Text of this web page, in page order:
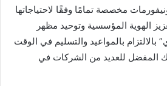
مخصصة تمامًا وفقًا لاحتياجاتها
الهوية المؤسسية وتوحيد مظهر
بالالتزام بالمواعيد والتسليم في الوقت
المفضل للعديد من الشركات في